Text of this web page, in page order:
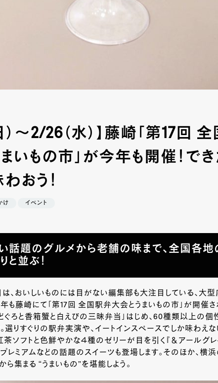
）～2/26（水）】藤崎「第17回
いもの市」が今年も開催！で
おう！
け イベント
話題のグルメから老舗の味まで、全国各地
と並ぶ！
は、おいしいものには目がない編集部も大注目している、大
年も藤崎にて「第17回 全国駅弁大会とうまいもの市」が開催
ぐろと香箱蟹と白えびの三昧弁当」はじめ、60種類以上の
選りすぐりの駅弁実演や、イートインスペースでしか味わえ
茶ソフトと色鮮やかな４種のゼリーが目を引く『＆アールグ
プレミアムなどの話題のスイーツも登場します。そのほか、横
集まる “うまいもの”を堪能しよう。